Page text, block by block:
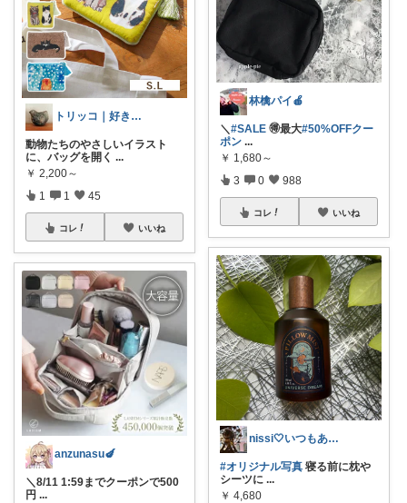
トリッコ｜好きな雑貨・インテリア
動物たちのやさしいイラスト
に、バッグを開く ...
￥ 2,200～
1 1 45
コレ いいね
anzunasu🍆
＼8/11 1:59までクーポンで500
円 ...
林檎パイ🍎
＼ #SALE 🉐最大#50%OFFクー
ポン ...
￥ 1,680～
3 0 988
コレ いいね
nissi🤍いつもありがとう🍀
#オリジナル写真 寝る前に枕や
シーツに ...
￥ 4,680